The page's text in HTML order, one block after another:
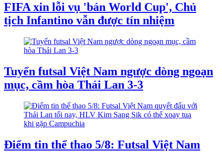
FIFA xin lỗi vụ 'bán World Cup', Chủ
tịch Infantino vẫn được tín nhiệm
Tuyển futsal Việt Nam ngược dòng ngoạn
mục, cầm hòa Thái Lan 3-3
Điểm tin thể thao 5/8: Futsal Việt Nam